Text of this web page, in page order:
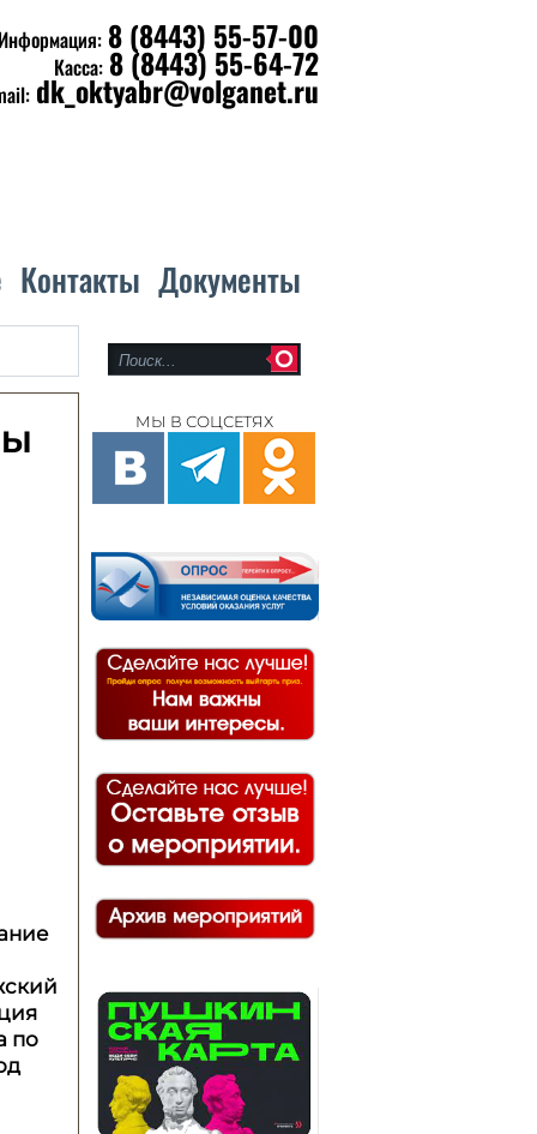
8 (8443) 55-57-00
Касса: 8 (8443) 55-64-72
dk_oktyabr@volganet.ru
Контакты Документы
МЫ В СОЦСЕТЯХ
по